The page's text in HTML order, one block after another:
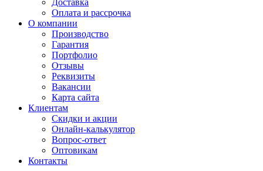
Доставка
Оплата и рассрочка
О компании
Производство
Гарантия
Портфолио
Отзывы
Реквизиты
Вакансии
Карта сайта
Клиентам
Скидки и акции
Онлайн-калькулятор
Вопрос-ответ
Оптовикам
Контакты